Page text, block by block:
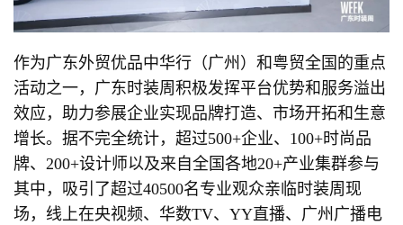
作为广东外贸优品中华行（广州）和粤贸全国的重点
活动之一，广东时装周积极发挥平台优势和服务溢出
效应，助力参展企业实现品牌打造、市场开拓和生意
增长。据不完全统计，超过500+企业、100+时尚品
牌、200+设计师以及来自全国各地20+产业集群参与
其中，吸引了超过40500名专业观众亲临时装周现
场，线上在央视频、华数TV、YY直播、广州广播电